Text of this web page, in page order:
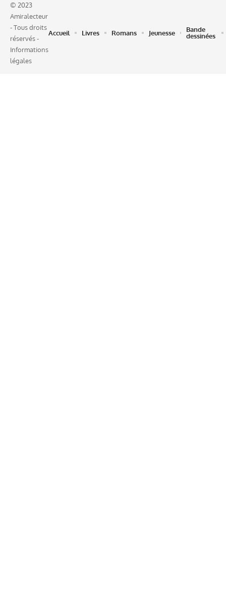
© 2023
Amiralecteur
- Tous droits
réservés -
Informations
légales
Accueil Livres Romans Jeunesse
Bande
dessinées